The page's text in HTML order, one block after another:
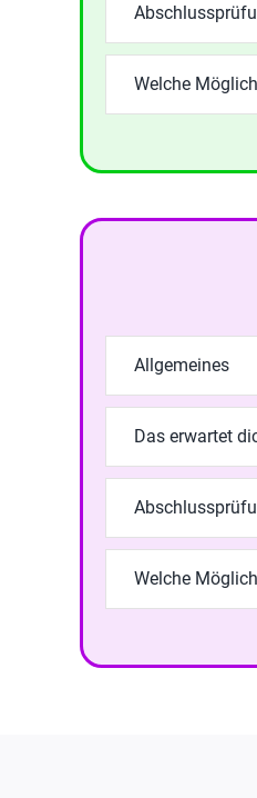
Welche
Allgemeines
Das erwartet
Welche